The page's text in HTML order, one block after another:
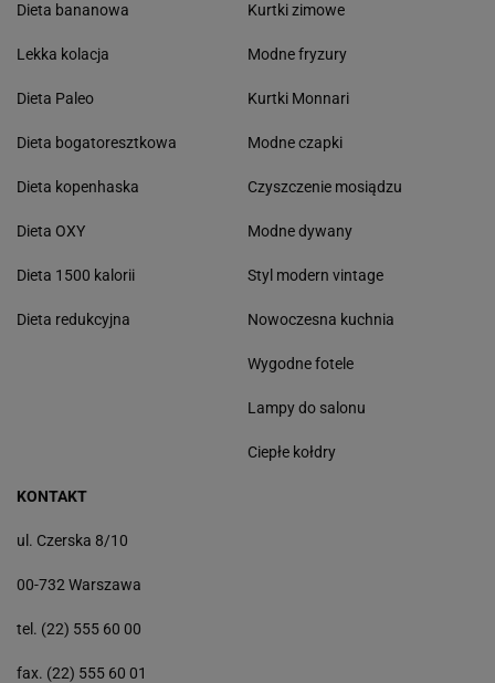
Dieta bananowa
Lekka kolacja
Dieta Paleo
Dieta bogatoresztkowa
Dieta kopenhaska
Dieta OXY
Dieta 1500 kalorii
Dieta redukcyjna
Kurtki zimowe
Modne fryzury
Kurtki Monnari
Modne czapki
Czyszczenie mosiądzu
Modne dywany
Styl modern vintage
Nowoczesna kuchnia
Wygodne fotele
Lampy do salonu
Ciepłe kołdry
KONTAKT
ul. Czerska 8/10
00-732 Warszawa
tel. (22) 555 60 00
fax. (22) 555 60 01